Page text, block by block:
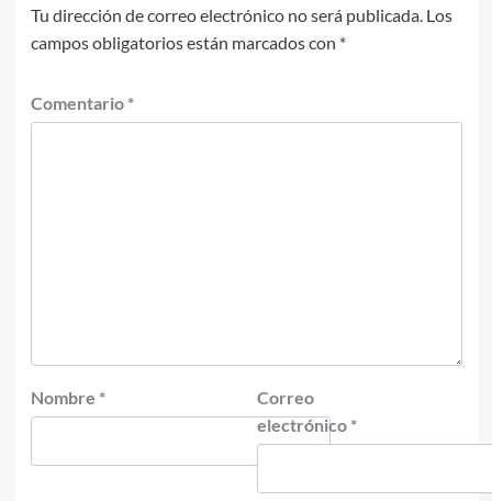
Tu dirección de correo electrónico no será publicada. Los
campos obligatorios están marcados con *
Comentario *
Nombre *
Correo
electrónico *